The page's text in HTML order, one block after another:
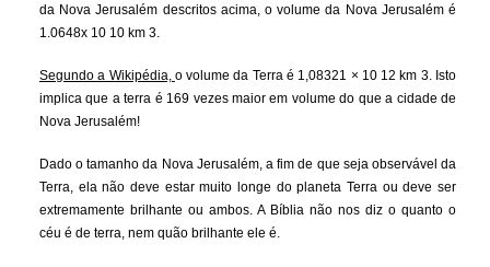
da Nova Jerusalém descritos acima, o volume da Nova Jerusalém é
1.0648x 10 10 km 3.
Segundo a Wikipédia, o volume da Terra é 1,08321 × 10 12 km 3. Isto
implica que a terra é 169 vezes maior em volume do que a cidade de
Nova Jerusalém!
Dado o tamanho da Nova Jerusalém, a fim de que seja observável da
Terra, ela não deve estar muito longe do planeta Terra ou deve ser
extremamente brilhante ou ambos. A Bíblia não nos diz o quanto o
céu é de terra, nem quão brilhante ele é.